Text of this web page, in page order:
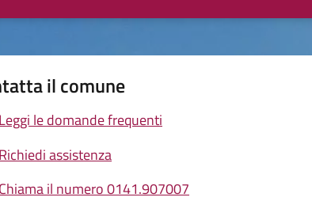
il comune
Leggi le domande frequenti
Richiedi assistenza
Chiama il numero 0141.907007